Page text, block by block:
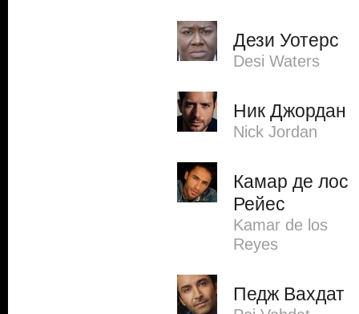
Дези Уотерс
Desi Waters
Ник Джордан
Nick Jordan
Камар де лос
Рейес
Kamar de los
Reyes
Педж Вахдат